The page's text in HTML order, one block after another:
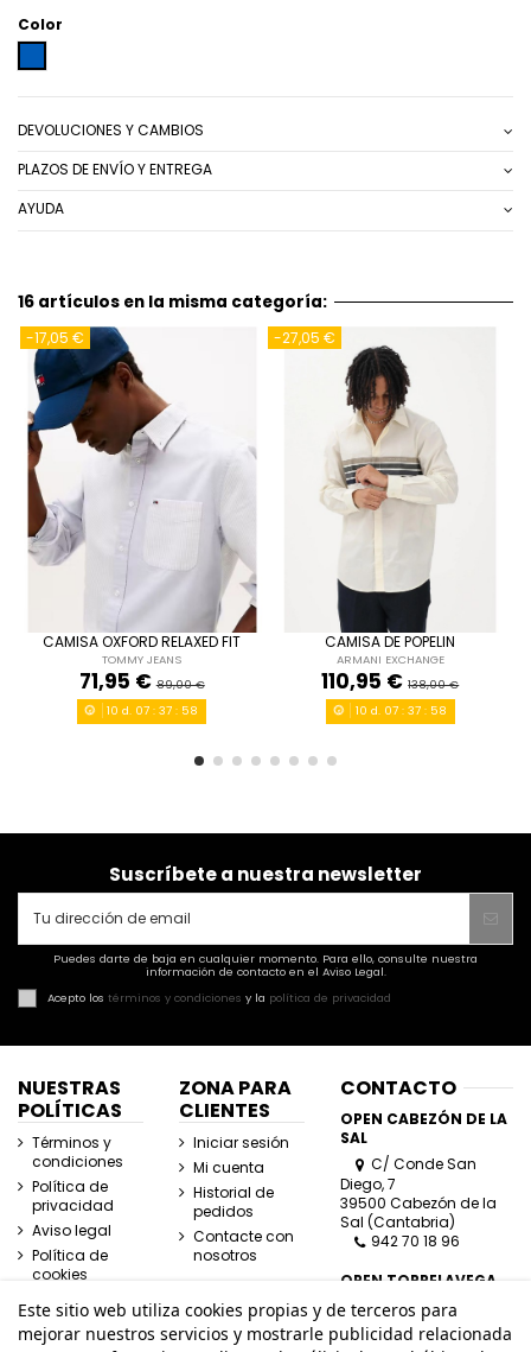
Color
DEVOLUCIONES Y CAMBIOS
PLAZOS DE ENVÍO Y ENTREGA
AYUDA
16 artículos en la misma categoría:
-17,05 €
CAMISA OXFORD RELAXED FIT
TOMMY JEANS
71,95 €89,00 €
M L XL
XXL
AZUL CLARO
 Añadir al carrito
10 d. 07 :37 :57
-27,05 €
CAMISA DE POPELIN
ARMANI EXCHANGE
110,95 €138,00 €
L
XL
BEIG
 Añadir al carrito
10 d. 07 :37 : 57
Suscríbete a nuestra newsletter
Puedes darte de baja en cualquier momento. Para ello, consulte nuestra
información de contacto en el Aviso Legal.
Acepto los términos y condiciones y la política de privacidad
NUESTRAS
POLÍTICAS
Términos y
condiciones
Política de
privacidad
Aviso legal
Política de
cookies
ZONA PARA
CLIENTES
Iniciar sesión
Mi cuenta
Historial de
pedidos
Contacte con
nosotros
CONTACTO
OPEN CABEZÓN DE LA
SAL
C/ Conde San
Diego, 7
39500 Cabezón de la
Sal (Cantabria)
942 70 18 96
OPEN TORRELAVEGA
C/ José Posada
Herrera, Esquina
Lasaga Larreta
Este sitio web utiliza cookies propias y de terceros para
mejorar nuestros servicios y mostrarle publicidad relacionada